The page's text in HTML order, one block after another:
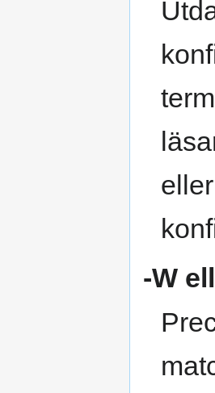
eller
-W